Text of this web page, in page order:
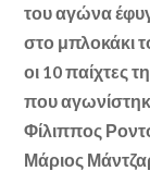
του αγώνα
στο μπλοκάκι
οι 10 παίχτες
που
Φίλιππος
Μάριος